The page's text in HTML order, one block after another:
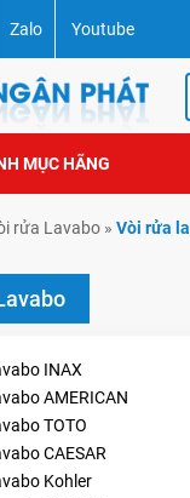
Zalo Youtube
MỤC HÃNG
rửa Lavabo » Vòi rửa
INAX
AMERICAN
TOTO
CAESAR
Kohler